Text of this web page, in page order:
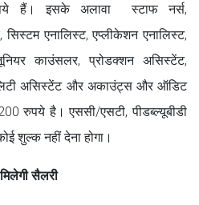
हैं। इसके अलावा स्टाफ नर्स,
एनालिस्ट, एप्लीकेशन एनालिस्ट,
काउंसलर, प्रोडक्शन असिस्टेंट,
असिस्टेंट और अकाउंट्स और ऑडिट
रुपये है। एससी/एसटी, पीडब्ल्यूबीडी
शुल्क नहीं देना होगा।
सैलरी